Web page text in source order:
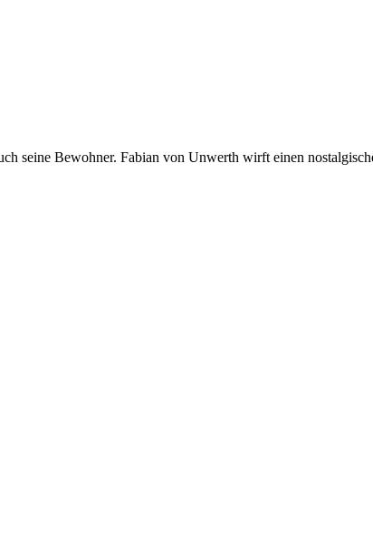
seine Bewohner. Fabian von Unwerth wirft einen